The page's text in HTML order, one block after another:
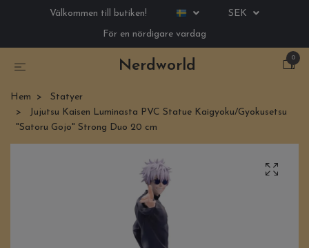
Välkommen till butiken!
SEK
För en nördigare vardag
Nerdworld
0
Hem
Statyer
Jujutsu Kaisen Luminasta PVC Statue Kaigyoku/Gyokusetsu
"Satoru Gojo" Strong Duo 20 cm